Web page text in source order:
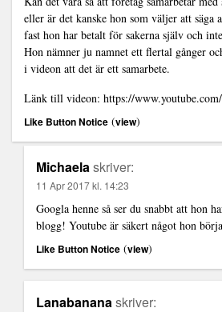
eller är det kanske hon som väljer att säga
fast hon har betalt för sakerna själv och
Hon nämner ju namnet ett flertal gånger
i videon att det är ett samarbete.
Länk till videon: https://
Like Button Notice (view)
Michaela skriver:
11 Apr 2017 kl. 14:23
Googla henne så ser du snabbt att hon
blogg! Youtube är säkert något hon
Like Button Notice (view)
Lanabanana skriver: